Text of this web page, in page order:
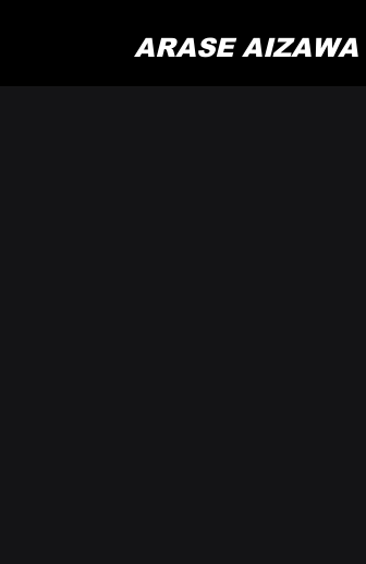
ARASE AIZAWA